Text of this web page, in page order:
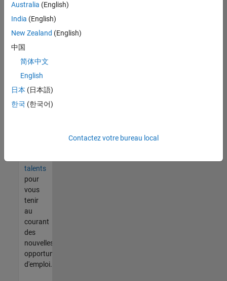
malgré
tout
vous
trouvez
pas
d'offre
corresponde
à vos
talents
pour
vous
tenir
au
courant
des
nouvelles
opportunités
d'emploi.
Australia (English)
India (English)
New Zealand (English)
中国
简体中文
English
日本 (日本語)
한국 (한국어)
Contactez votre bureau local